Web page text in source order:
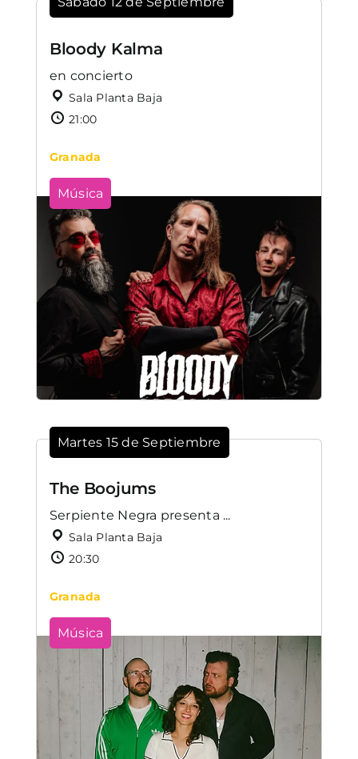
Bloody Kalma
en concierto
Sala Planta Baja
21:00
Granada
Música
Martes 15 de Septiembre
The Boojums
Serpiente Negra presenta ...
Sala Planta Baja
20:30
Granada
Música